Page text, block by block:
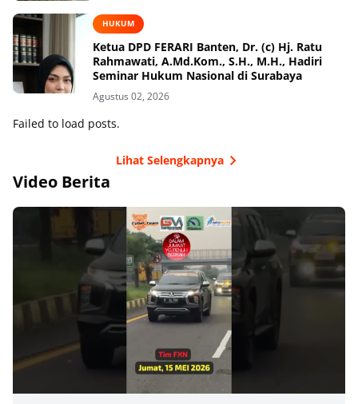
HUKUM
Ketua DPD FERARI Banten, Dr. (c) Hj. Ratu
Rahmawati, A.Md.Kom., S.H., M.H., Hadiri
Seminar Hukum Nasional di Surabaya
Agustus 02, 2026
Failed to load posts.
Lihat Selengkapnya
Video Berita